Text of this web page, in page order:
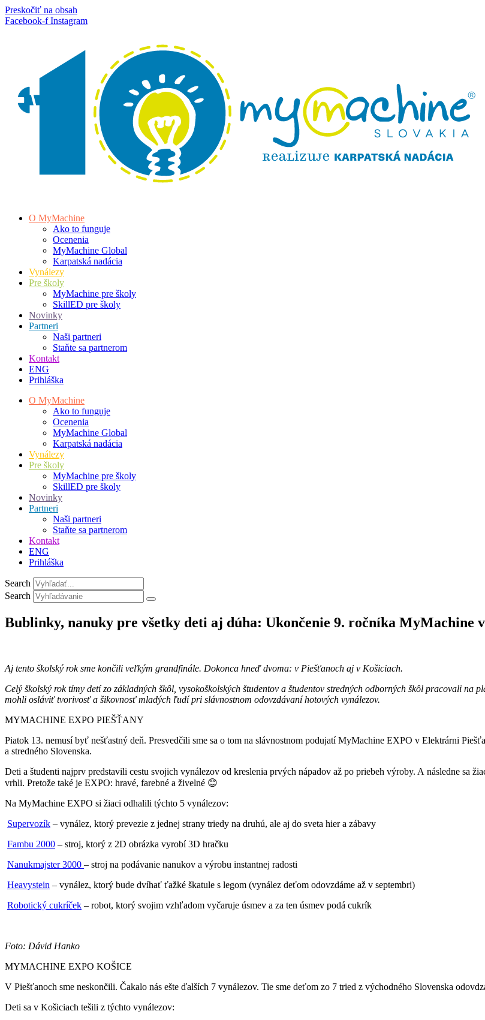
Preskočiť na obsah
Facebook-f Instagram
O MyMachine
Ako to funguje
Ocenenia
MyMachine Global
Karpatská nadácia
Vynálezy
Pre školy
MyMachine pre školy
SkillED pre školy
Novinky
Partneri
Naši partneri
Staňte sa partnerom
Kontakt
ENG
Prihláška
O MyMachine
Ako to funguje
Ocenenia
MyMachine Global
Karpatská nadácia
Vynálezy
Pre školy
MyMachine pre školy
SkillED pre školy
Novinky
Partneri
Naši partneri
Staňte sa partnerom
Kontakt
ENG
Prihláška
Search
Search
Bublinky, nanuky pre všetky deti aj dúha: Ukončenie 9. ročníka MyMachine
Aj tento školský rok sme končili veľkým grandfinále. Dokonca hneď dvoma: v Piešťanoch aj v Košiciach.
Celý školský rok tímy detí zo základných škôl, vysokoškolských študentov a študentov stredných odborných škôl pracovali na
mohli osláviť tvorivosť a šikovnosť mladých ľudí pri slávnostnom odovzdávaní hotových vynálezov.
MYMACHINE EXPO PIEŠŤANY
Piatok 13. nemusí byť nešťastný deň. Presvedčili sme sa o tom na slávnostnom podujatí MyMachine EXPO v Elektrárni
a stredného Slovenska.
Deti a študenti najprv predstavili cestu svojich vynálezov od kreslenia prvých nápadov až po priebeh výroby. A následne sa
vrhli. Pretože také je EXPO: hravé, farebné a živelné 😊
Na MyMachine EXPO si žiaci odhalili týchto 5 vynálezov:
Supervozík – vynález, ktorý prevezie z jednej strany triedy na druhú, ale aj do sveta hier a zábavy
Fambu 2000 – stroj, ktorý z 2D obrázka vyrobí 3D hračku
Nanukmajster 3000 – stroj na podávanie nanukov a výrobu instantnej radosti
Heavystein – vynález, ktorý bude dvíhať ťažké škatule s legom (vynález deťom odovzdáme až v septembri)
Robotický cukríček – robot, ktorý svojim vzhľadom vyčaruje úsmev a za ten úsmev podá cukrík
Foto: Dávid Hanko
MYMACHINE EXPO KOŠICE
V Piešťanoch sme neskončili. Čakalo nás ešte ďalších 7 vynálezov. Tie sme deťom zo 7 tried z východného Slovenska
Deti sa v Košiciach tešili z týchto vynálezov: